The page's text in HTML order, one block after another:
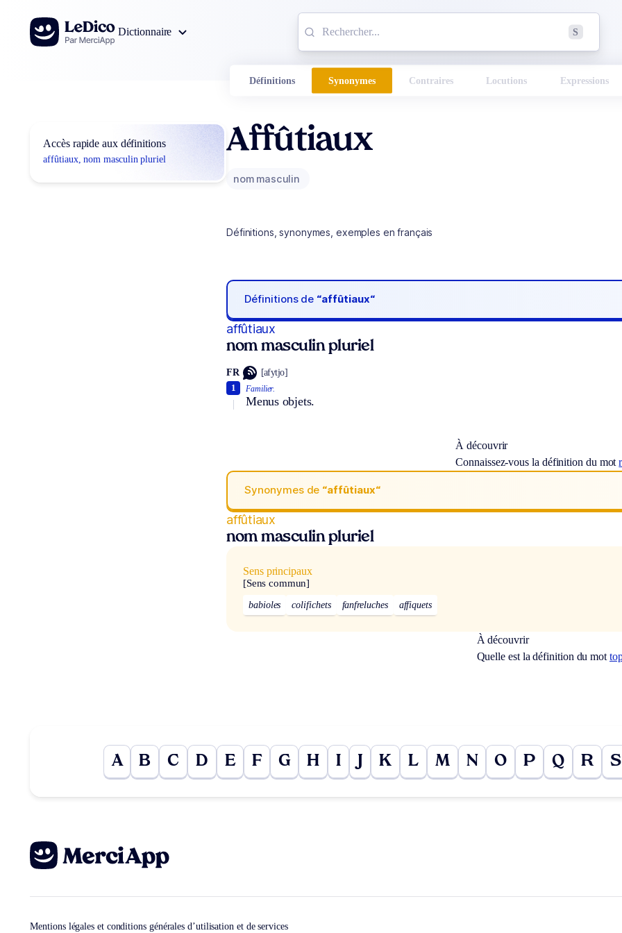
Aller au contenu
Dictionnaire
S
Définitions Synonymes Contraires Locutions Expressions
Accès rapide aux définitions
affûtiaux, nom masculin pluriel
Affûtiaux
nom masculin
Définitions, synonymes, exemples en français
Définitions de “affûtiaux“
affûtiaux
nom masculin pluriel
FR [afytjo]
Familier.
Menus objets.
1
À découvrir
Connaissez-vous la définition du mot
Synonymes de “affûtiaux“
affûtiaux
nom masculin pluriel
Sens principaux
[Sens commun]
babioles colifichets fanfreluches affiquets
À découvrir
Quelle est la définition du mot
A B C D E F G H I J K L M N O P Q R S
Mentions légales et conditions générales d’utilisation et de services